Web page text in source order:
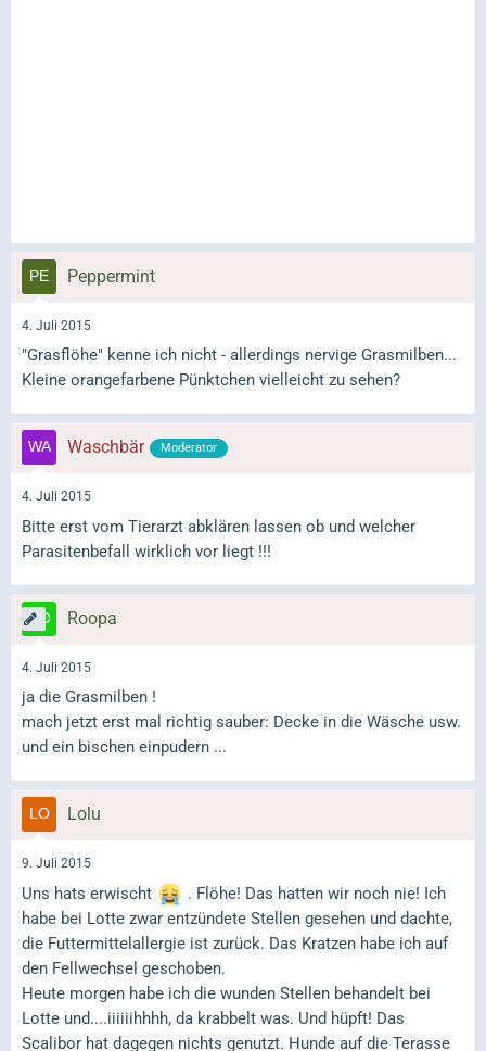
Peppermint
4. Juli 2015
"Grasflöhe" kenne ich nicht - allerdings nervige Grasmilben...
Kleine orangefarbene Pünktchen vielleicht zu sehen?
Waschbär Moderator
4. Juli 2015
Bitte erst vom Tierarzt abklären lassen ob und welcher
Parasitenbefall wirklich vor liegt !!!
Roopa
4. Juli 2015
ja die Grasmilben !
mach jetzt erst mal richtig sauber: Decke in die Wäsche usw.
und ein bischen einpudern ...
Lolu
9. Juli 2015
Uns hats erwischt
. Flöhe! Das hatten wir noch nie! Ich
habe bei Lotte zwar entzündete Stellen gesehen und dachte,
die Futtermittelallergie ist zurück. Das Kratzen habe ich auf
den Fellwechsel geschoben.
Heute morgen habe ich die wunden Stellen behandelt bei
Lotte und....iiiiiihhhh, da krabbelt was. Und hüpft! Das
Scalibor hat dagegen nichts genutzt. Hunde auf die Terasse